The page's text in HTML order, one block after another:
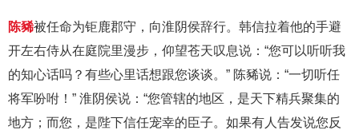
陈豨被任命为钜鹿郡守，向淮阴侯辞行。韩信拉着他的手避
开左右侍从在庭院里漫步，仰望苍天叹息说：“您可以听听我
的知心话吗？有些心里话想跟您谈谈。” 陈豨说：“一切听任
将军吩咐！” 淮阴侯说：“您管辖的地区，是天下精兵聚集的
地方；而您，是陛下信任宠幸的臣子。如果有人告发说您反